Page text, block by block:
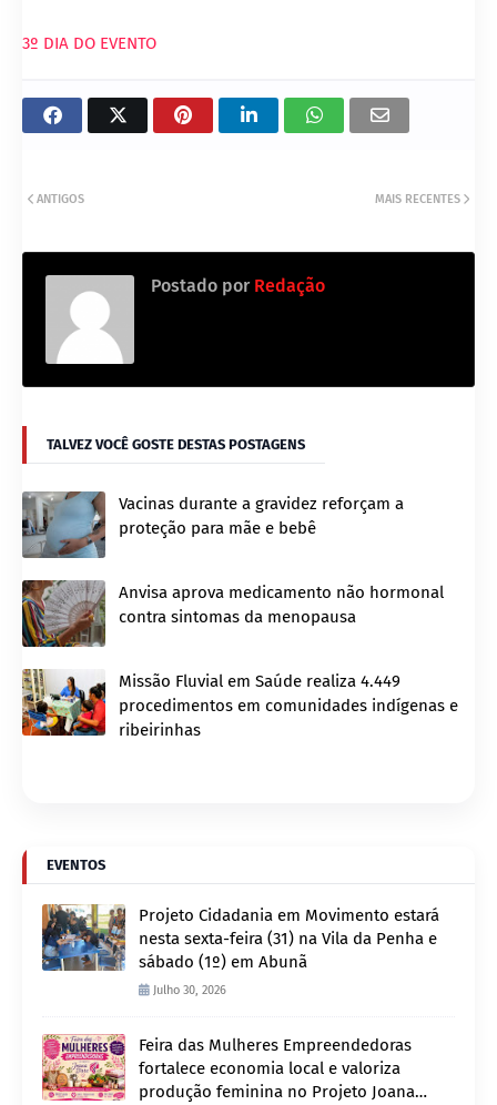
3º DIA DO EVENTO
MAIS RECENTES
ANTIGOS
Postado por Redação
TALVEZ VOCÊ GOSTE DESTAS POSTAGENS
Vacinas durante a gravidez reforçam a
proteção para mãe e bebê
Anvisa aprova medicamento não hormonal
contra sintomas da menopausa
Missão Fluvial em Saúde realiza 4.449
procedimentos em comunidades indígenas e
ribeirinhas
EVENTOS
Projeto Cidadania em Movimento estará
nesta sexta-feira (31) na Vila da Penha e
sábado (1º) em Abunã
Julho 30, 2026
Feira das Mulheres Empreendedoras
fortalece economia local e valoriza
produção feminina no Projeto Joana